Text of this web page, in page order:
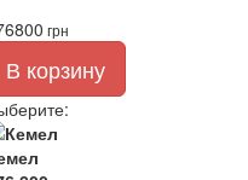
800 грн
В корзину
: